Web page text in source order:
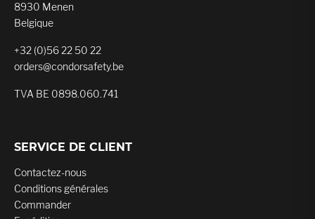
8930 Menen
Belgique
+32 (0)56 22 50 22
orders@condorsafety.be
TVA BE 0898.060.741
SERVICE DE CLIENT
Contactez-nous
Conditions générales
Commander